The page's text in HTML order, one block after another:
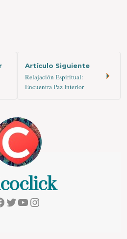
Artículo Siguiente
Relajación Espiritual:
Encuentra Paz Interior
Twitter
YouTube
Instagram